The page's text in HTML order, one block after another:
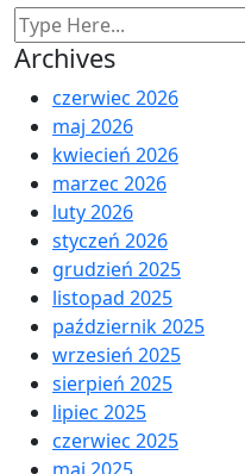
Archives
czerwiec 2026
maj 2026
kwiecień 2026
marzec 2026
luty 2026
styczeń 2026
grudzień 2025
listopad 2025
październik 2025
wrzesień 2025
sierpień 2025
lipiec 2025
czerwiec 2025